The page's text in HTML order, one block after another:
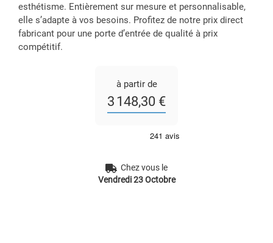
esthétisme. Entièrement sur mesure et personnalisable,
elle s’adapte à vos besoins. Profitez de notre prix direct
fabricant pour une porte d’entrée de qualité à prix
compétitif.
à partir de
3 148,30 €
Chez vous le
Vendredi 23 Octobre